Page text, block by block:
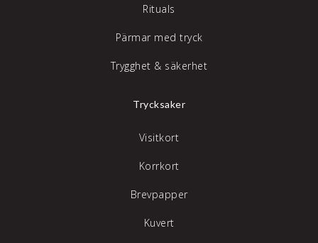
Rituals
Pärmar med tryck
Trygghet & säkerhet
Trycksaker
Visitkort
Korrkort
Brevpapper
Kuvert